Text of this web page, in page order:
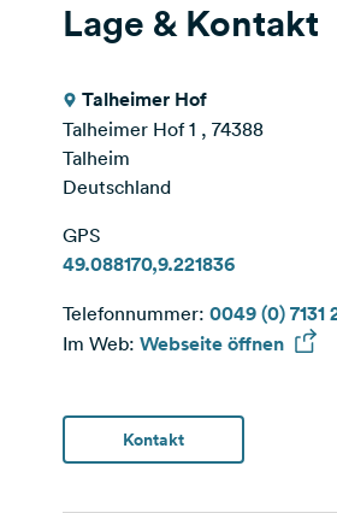
Lage & Kontakt
Talheimer Hof
Talheimer Hof 1 , 74388
Talheim
Deutschland
GPS
49.088170,9.221836
Telefonnummer: 0049 (0) 7131
Im Web: Webseite öffnen
Kontakt